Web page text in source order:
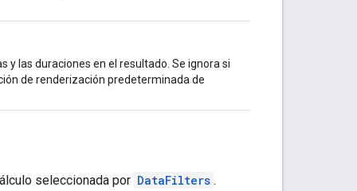
y las duraciones en el resultado. Se ignora si
de renderización predeterminada de
seleccionada por DataFilters .